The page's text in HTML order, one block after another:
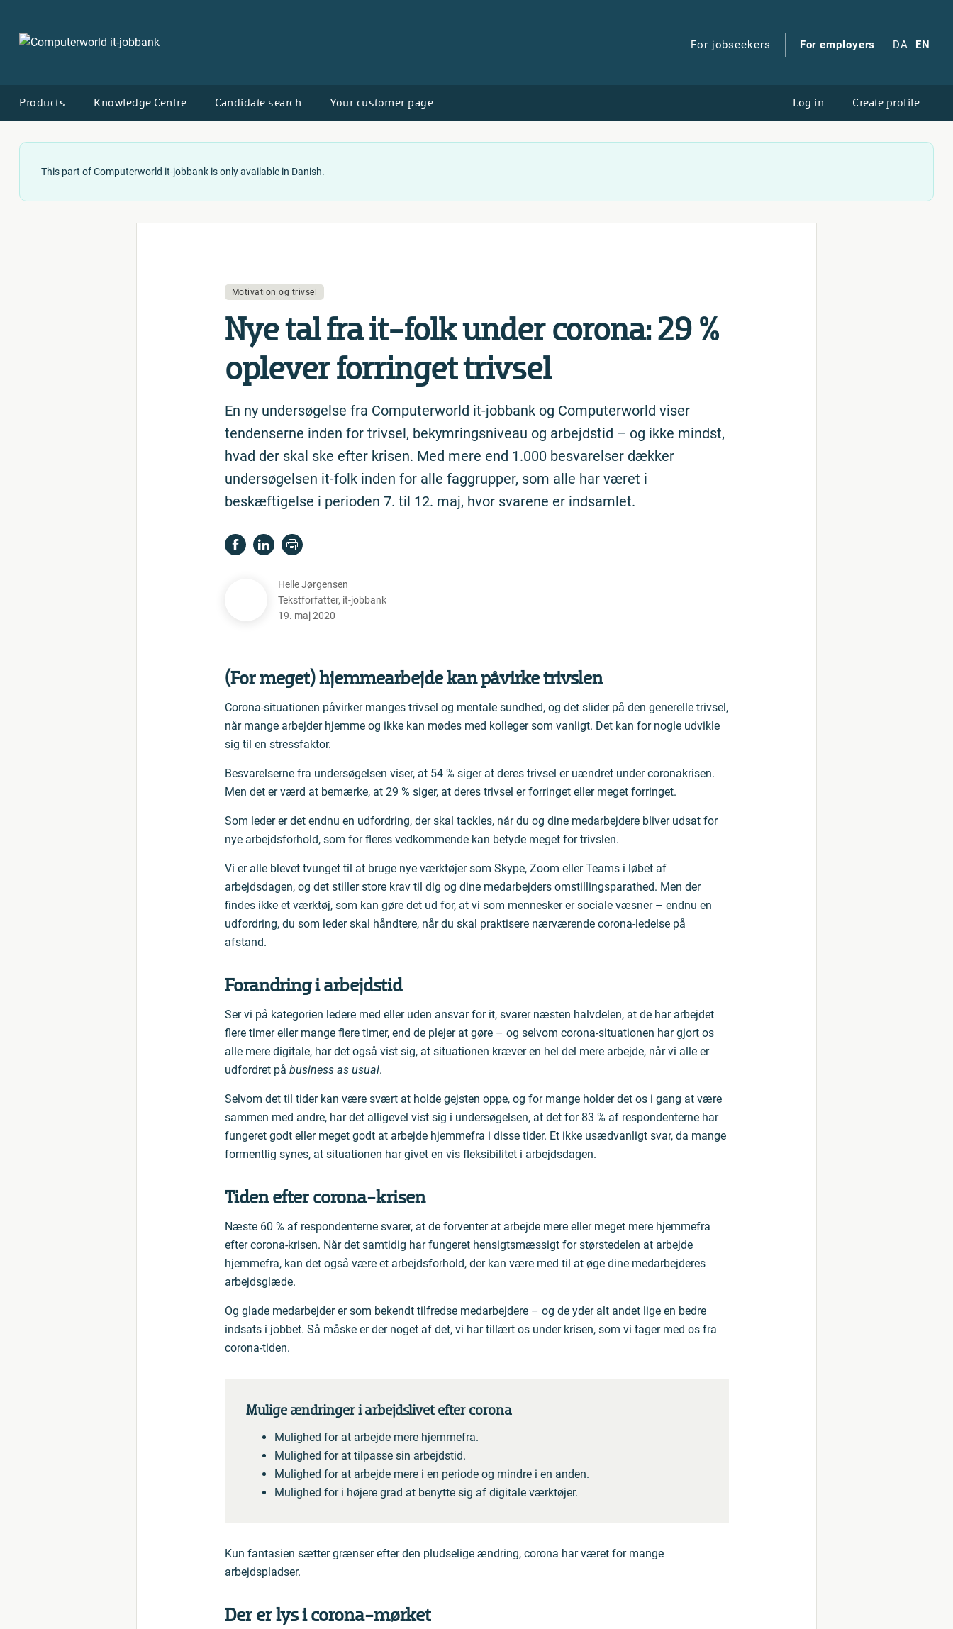
For jobseekers For employers DA EN
Products Knowledge Centre Candidate search Your customer page Log in Create profile
This part of Computerworld it-jobbank is only available in Danish.
Motivation og trivsel
Nye tal fra it-folk under corona: 29 %
oplever forringet trivsel
En ny undersøgelse fra Computerworld it-jobbank og Computerworld viser
tendenserne inden for trivsel, bekymringsniveau og arbejdstid – og ikke mindst,
hvad der skal ske efter krisen. Med mere end 1.000 besvarelser dækker
undersøgelsen it-folk inden for alle faggrupper, som alle har været i
beskæftigelse i perioden 7. til 12. maj, hvor svarene er indsamlet.
Helle Jørgensen
Tekstforfatter, it-jobbank
19. maj 2020
(For meget) hjemmearbejde kan påvirke trivslen
Corona-situationen påvirker manges trivsel og mentale sundhed, og det slider på den generelle trivsel,
når mange arbejder hjemme og ikke kan mødes med kolleger som vanligt. Det kan for nogle udvikle
sig til en stressfaktor.
Besvarelserne fra undersøgelsen viser, at 54 % siger at deres trivsel er uændret under coronakrisen.
Men det er værd at bemærke, at 29 % siger, at deres trivsel er forringet eller meget forringet.
Som leder er det endnu en udfordring, der skal tackles, når du og dine medarbejdere bliver udsat for
nye arbejdsforhold, som for fleres vedkommende kan betyde meget for trivslen.
Vi er alle blevet tvunget til at bruge nye værktøjer som Skype, Zoom eller Teams i løbet af
arbejdsdagen, og det stiller store krav til dig og dine medarbejders omstillingsparathed. Men der
findes ikke et værktøj, som kan gøre det ud for, at vi som mennesker er sociale væsner – endnu en
udfordring, du som leder skal håndtere, når du skal praktisere nærværende corona-ledelse på
afstand.
Forandring i arbejdstid
Ser vi på kategorien ledere med eller uden ansvar for it, svarer næsten halvdelen, at de har arbejdet
flere timer eller mange flere timer, end de plejer at gøre – og selvom corona-situationen har gjort os
alle mere digitale, har det også vist sig, at situationen kræver en hel del mere arbejde, når vi alle er
udfordret på business as usual.
Selvom det til tider kan være svært at holde gejsten oppe, og for mange holder det os i gang at være
sammen med andre, har det alligevel vist sig i undersøgelsen, at det for 83 % af respondenterne har
fungeret godt eller meget godt at arbejde hjemmefra i disse tider. Et ikke usædvanligt svar, da mange
formentlig synes, at situationen har givet en vis fleksibilitet i arbejdsdagen.
Tiden efter corona-krisen
Næste 60 % af respondenterne svarer, at de forventer at arbejde mere eller meget mere hjemmefra
efter corona-krisen. Når det samtidig har fungeret hensigtsmæssigt for størstedelen at arbejde
hjemmefra, kan det også være et arbejdsforhold, der kan være med til at øge dine medarbejderes
arbejdsglæde.
Og glade medarbejder er som bekendt tilfredse medarbejdere – og de yder alt andet lige en bedre
indsats i jobbet. Så måske er der noget af det, vi har tillært os under krisen, som vi tager med os fra
corona-tiden.
Mulige ændringer i arbejdslivet efter corona
Mulighed for at arbejde mere hjemmefra.
Mulighed for at tilpasse sin arbejdstid.
Mulighed for at arbejde mere i en periode og mindre i en anden.
Mulighed for i højere grad at benytte sig af digitale værktøjer.
Kun fantasien sætter grænser efter den pludselige ændring, corona har været for mange
arbejdspladser.
Der er lys i corona-mørket